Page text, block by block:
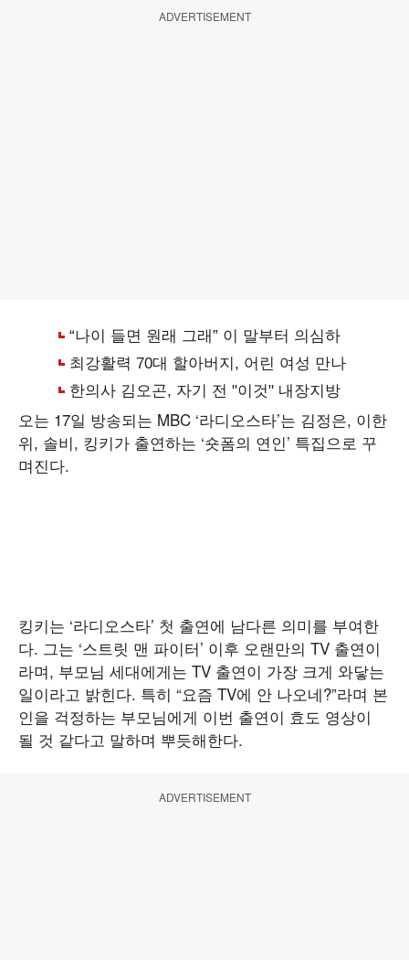
ADVERTISEMENT
오는 17일 방송되는 MBC ‘라디오스타’는 김정은, 이한
위, 솔비, 킹키가 출연하는 ‘숏폼의 연인’ 특집으로 꾸
며진다.
킹키는 ‘라디오스타’ 첫 출연에 남다른 의미를 부여한
다. 그는 ‘스트릿 맨 파이터’ 이후 오랜만의 TV 출연이
라며, 부모님 세대에게는 TV 출연이 가장 크게 와닿는
일이라고 밝힌다. 특히 “요즘 TV에 안 나오네?”라며 본
인을 걱정하는 부모님에게 이번 출연이 효도 영상이
될 것 같다고 말하며 뿌듯해한다.
ADVERTISEMENT